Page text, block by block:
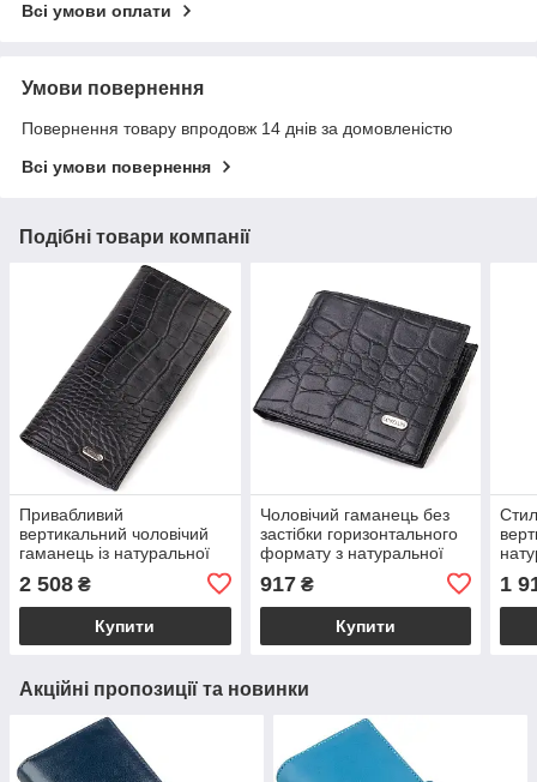
Всі умови оплати
Умови повернення
Повернення товару впродовж 14 днів за домовленістю
Всі умови повернення
Подібні товари компанії
Привабливий
вертикальний чоловічий
гаманець із натуральної
крокодила CANPELLINI
21896 Чорний
2 508 ₴
Купити
Чоловічий гаманець без
застібки горизонтального
формату з натуральної
крокодила CANPELLINI
21766 Чорний
917₴
Купити
1
Акційні пропозиції та новинки